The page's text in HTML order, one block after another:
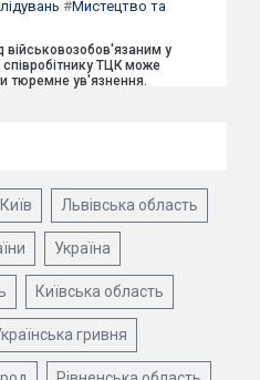
#Мистецтво та
військовозобов'язаним у
співробітнику ТЦК може
тюремне ув'язнення.
Київ Львівська область
Україна
Київська область
гривня